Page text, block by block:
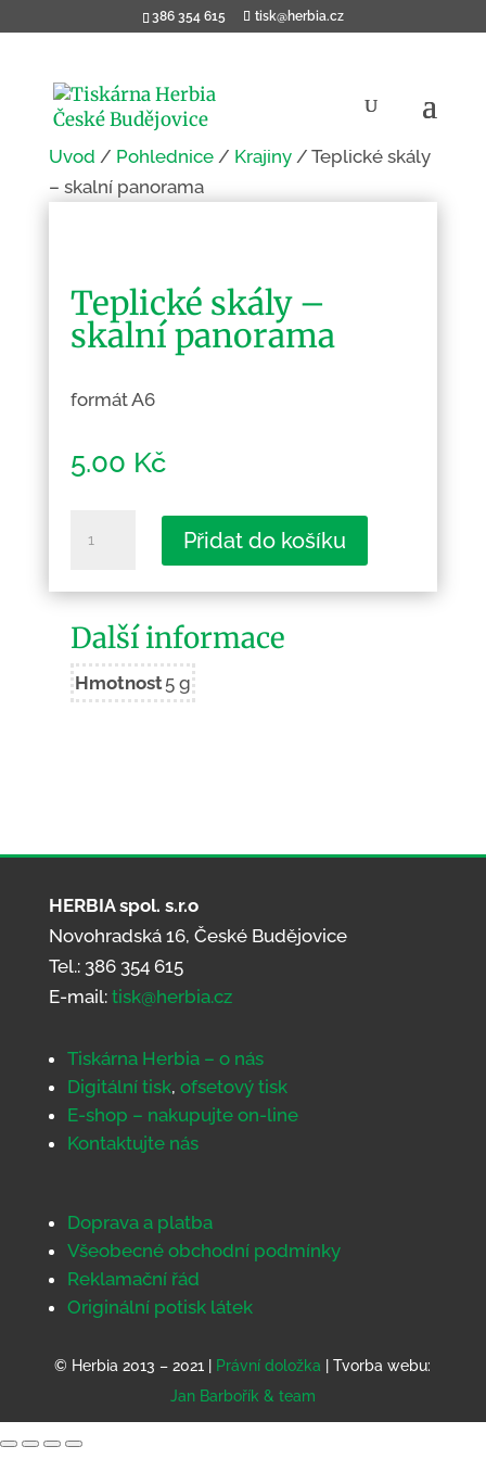
386 354 615 tisk@herbia.cz
Úvod / Pohlednice/ Krajiny/ Teplické skály
– skalní panorama
Teplické skály –
skalní panorama
formát A6
5.00 Kč
panorama
množství
Přidat do košíku
Další informace
Hmotnost5 g
HERBIA spol. s.r.o
Novohradská 16, České Budějovice
Tel.: 386 354 615
E-mail: tisk@herbia.cz
Tiskárna Herbia – o nás
Digitální tisk, ofsetový tisk
E-shop – nakupujte on-line
Kontaktujte nás
Doprava a platba
Všeobecné obchodní podmínky
Reklamační řád
Originální potisk látek
© Herbia 2013 – 2021 | Právní doložka | Tvorba webu:
Jan Barbořík & team